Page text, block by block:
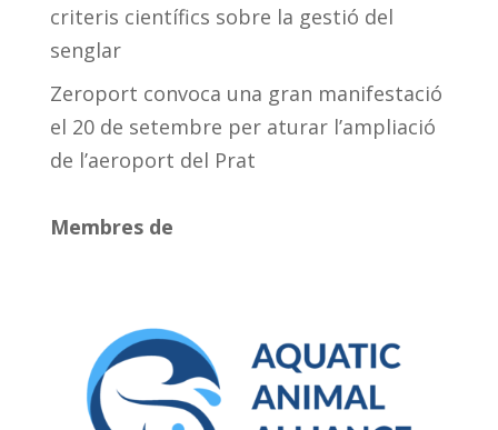
criteris científics sobre la gestió del
senglar
Zeroport convoca una gran manifestació
el 20 de setembre per aturar l’ampliació
de l’aeroport del Prat
Membres de